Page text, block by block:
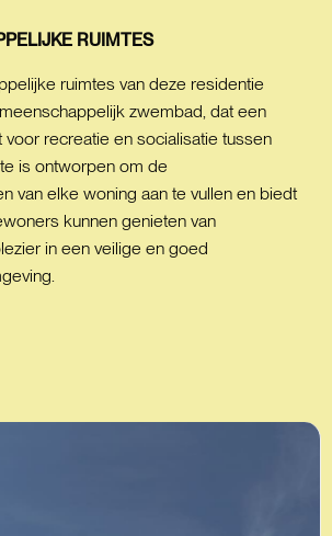
RUIMTES
ruimtes van deze residentie
zwembad, dat een
voor recreatie en socialisatie tussen
is ontworpen om de
van elke woning aan te vullen en biedt
kunnen genieten van
in een veilige en goed